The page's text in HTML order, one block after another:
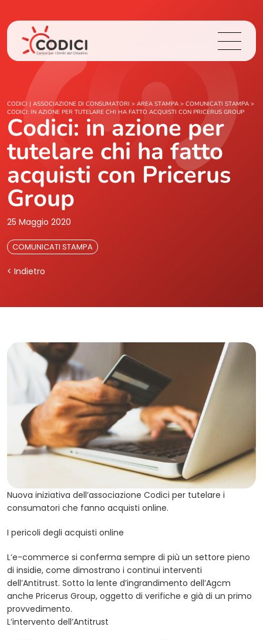
Chi Siamo
Cosa Facciamo
Area Stampa
CODICI | ASSOCIAZIONE DI CONSUMATORI > AREA STAMPA > COMUNICATI STAMPA >
CODICI: IN AZIONE PER TUTELARE CHI HA FATTO ACQUISTI CON PRICERUS GROUP
Codici: in azione per
tutelare chi ha fatto
acquisti con Pricerus
Group
25 Maggio 2020
COMUNICATI STAMPA
< Indietro
Nuova iniziativa dell’associazione Codici per tutelare i
consumatori che fanno acquisti online.
I pericoli degli acquisti online
L’e-commerce si conferma sempre di più un settore pieno
di insidie, come dimostrano i continui interventi
dell’Antitrust. Sotto la lente d’ingrandimento dell’Agcm
anche Pricerus Group, oggetto di verifiche e già di un primo
provvedimento.
L’intervento dell’Antitrust